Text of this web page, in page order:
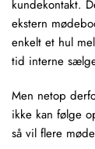
kundekontakt.
ekstern
enkelt et hul
tid interne
Men netop
ikke kan følge
så vil flere